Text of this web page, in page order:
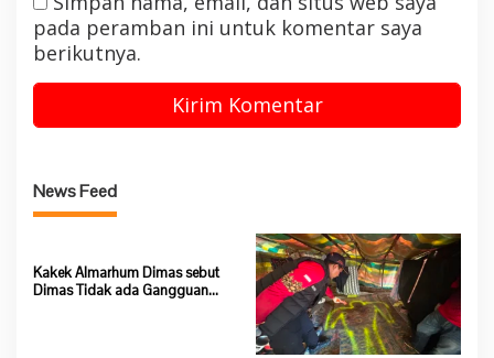
pada peramban ini untuk komentar saya
berikutnya.
News Feed
Kakek Almarhum Dimas sebut
Dimas Tidak ada Gangguan